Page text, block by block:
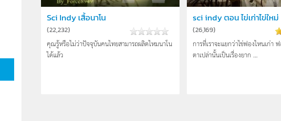
Sci Indy เสื้อนาโน
(22,232)
คุณรู้หรือไม่ว่าปัจจุบันคนไทยสามารถผลิตไหมนาโน
ได้แล้ว
sci indy ตอน ไข่เก่าไข่ใหม่
(26,169)
การที่เราจะแยกว่าไข่ฟองไหนเก่า
ตาเปล่านั้นเป็นเรื่องยาก ...